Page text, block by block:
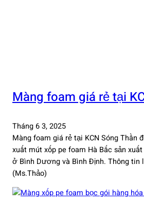
Màng foam giá rẻ tại
Tháng 6 3, 2025
Màng foam giá rẻ tại KCN Sóng Thần
xuất mút xốp pe foam Hà Bắc sản
ở Bình Dương và Bình Định. Thông tin
(Ms.Thảo)